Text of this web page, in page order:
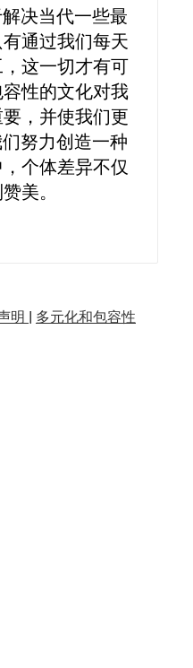
决当代一些最
通过我们每天
这一切才有可
性的文化对我
，并使我们更
努力创造一种
个体差异不仅
美。
明 | 多元化和包容性